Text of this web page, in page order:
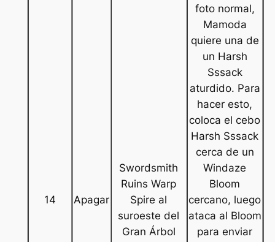
14 Apagar
Swordsmith
Ruins Warp
Spire al
suroeste del
Gran Árbol
foto normal,
Mamoda
quiere una de
un Harsh
Sssack
aturdido. Para
hacer esto,
coloca el cebo
Harsh Sssack
cerca de un
Windaze
Bloom
cercano, luego
ataca al Bloom
para enviar